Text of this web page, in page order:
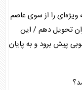
ویژه‌ای را از سوی عاصم
تحویل دهم / این
پیش برود و به پایان